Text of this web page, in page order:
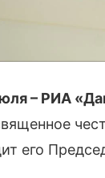
– РИА
его